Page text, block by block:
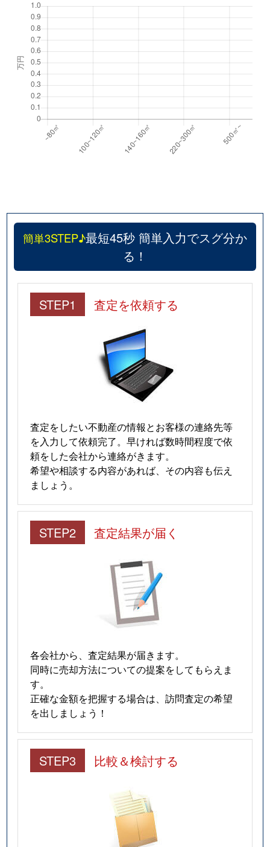
簡単3STEP♪最短45秒 簡単入力でスグ分か
る！
STEP1 査定を依頼する
査定をしたい不動産の情報とお客様の連絡先等
を入力して依頼完了。早ければ数時間程度で依
頼をした会社から連絡がきます。
希望や相談する内容があれば、その内容も伝え
ましょう。
STEP2 査定結果が届く
各会社から、査定結果が届きます。
同時に売却方法についての提案をしてもらえま
す。
正確な金額を把握する場合は、訪問査定の希望
を出しましょう！
STEP3 比較＆検討する